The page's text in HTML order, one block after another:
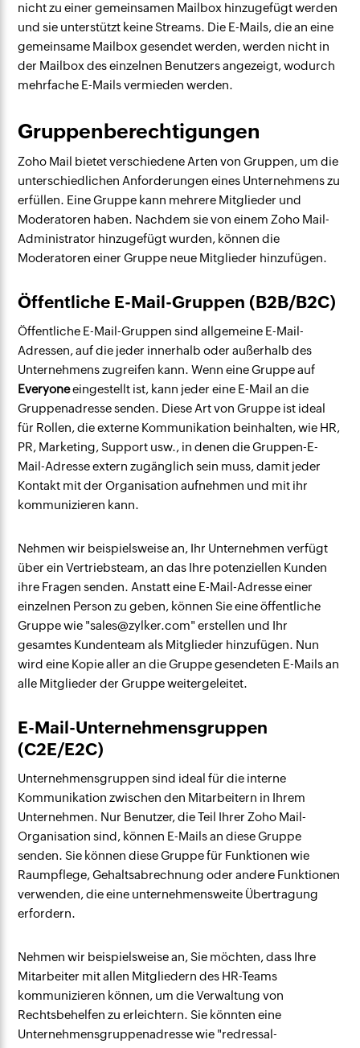
nicht zu einer gemeinsamen Mailbox hinzugefügt werden
und sie unterstützt keine Streams. Die E-Mails, die an eine
gemeinsame Mailbox gesendet werden, werden nicht in
der Mailbox des einzelnen Benutzers angezeigt, wodurch
mehrfache E-Mails vermieden werden.
Gruppenberechtigungen
Zoho Mail bietet verschiedene Arten von Gruppen, um die
unterschiedlichen Anforderungen eines Unternehmens zu
erfüllen. Eine Gruppe kann mehrere Mitglieder und
Moderatoren haben. Nachdem sie von einem Zoho Mail-
Administrator hinzugefügt wurden, können die
Moderatoren einer Gruppe neue Mitglieder hinzufügen.
Öffentliche E-Mail-Gruppen (B2B/B2C)
Öffentliche E-Mail-Gruppen sind allgemeine E-Mail-
Adressen, auf die jeder innerhalb oder außerhalb des
Unternehmens zugreifen kann. Wenn eine Gruppe auf
Everyoneeingestellt ist, kann jeder eine E-Mail an die
Gruppenadresse senden. Diese Art von Gruppe ist ideal
für Rollen, die externe Kommunikation beinhalten, wie HR,
PR, Marketing, Support usw., in denen die Gruppen-E-
Mail-Adresse extern zugänglich sein muss, damit jeder
Kontakt mit der Organisation aufnehmen und mit ihr
kommunizieren kann.
Nehmen wir beispielsweise an, Ihr Unternehmen verfügt
über ein Vertriebsteam, an das Ihre potenziellen Kunden
ihre Fragen senden. Anstatt eine E-Mail-Adresse einer
einzelnen Person zu geben, können Sie eine öffentliche
Gruppe wie "sales@zylker.com" erstellen und Ihr
gesamtes Kundenteam als Mitglieder hinzufügen. Nun
wird eine Kopie aller an die Gruppe gesendeten E-Mails an
alle Mitglieder der Gruppe weitergeleitet.
E-Mail-Unternehmensgruppen
(C2E/E2C)
Unternehmensgruppen sind ideal für die interne
Kommunikation zwischen den Mitarbeitern in Ihrem
Unternehmen. Nur Benutzer, die Teil Ihrer Zoho Mail-
Organisation sind, können E-Mails an diese Gruppe
senden. Sie können diese Gruppe für Funktionen wie
Raumpflege, Gehaltsabrechnung oder andere Funktionen
verwenden, die eine unternehmensweite Übertragung
erfordern.
Nehmen wir beispielsweise an, Sie möchten, dass Ihre
Mitarbeiter mit allen Mitgliedern des HR-Teams
kommunizieren können, um die Verwaltung von
Rechtsbehelfen zu erleichtern. Sie könnten eine
Unternehmensgruppenadresse wie "redressal-